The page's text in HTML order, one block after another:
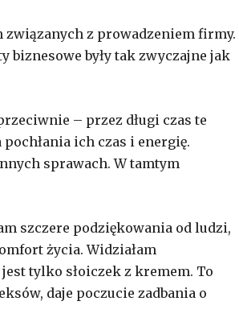
związanych z prowadzeniem firmy.
biznesowe były tak zwyczajne jak
– przez długi czas te
ich czas i energię.
sprawach. W tamtym
szczere podziękowania od ludzi,
życia. Widziałam
tylko słoiczek z kremem. To
daje poczucie zadbania o